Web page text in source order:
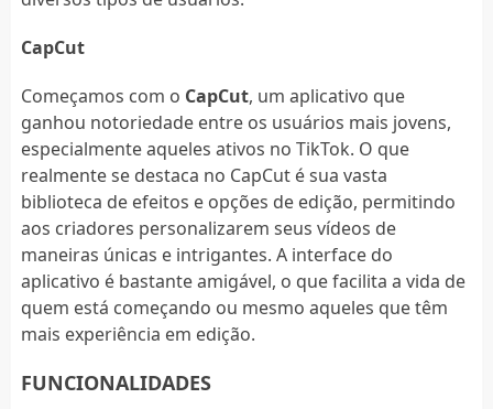
CapCut
Começamos com o CapCut, um aplicativo que
ganhou notoriedade entre os usuários mais jovens,
especialmente aqueles ativos no TikTok. O que
realmente se destaca no CapCut é sua vasta
biblioteca de efeitos e opções de edição, permitindo
aos criadores personalizarem seus vídeos de
maneiras únicas e intrigantes. A interface do
aplicativo é bastante amigável, o que facilita a vida de
quem está começando ou mesmo aqueles que têm
mais experiência em edição.
FUNCIONALIDADES